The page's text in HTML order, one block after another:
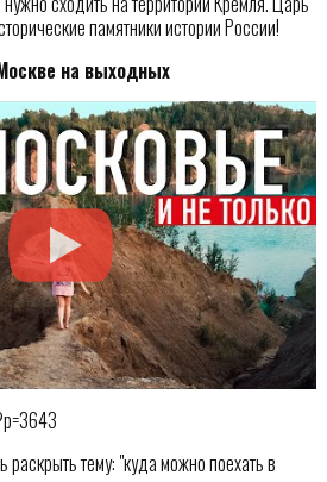
памятники истории России!
на выходных
раскрыть тему: "куда можно поехать в